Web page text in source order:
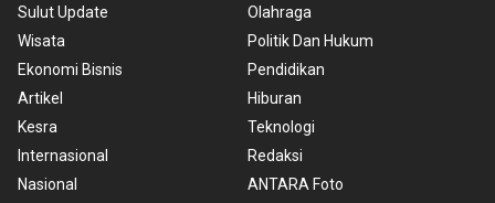
Sulut Update
Wisata
Ekonomi Bisnis
Artikel
Kesra
Internasional
Nasional
Olahraga
Politik Dan Hukum
Pendidikan
Hiburan
Teknologi
Redaksi
ANTARA Foto